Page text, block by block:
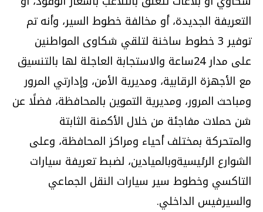
التعريفة الجديدة، أو مخالفة خطوط السير، وأنه تم
توفير 3 خطوط ساخنة لتلقي شكاوى المواطنين
على مدار 24ساعة والاستجابة العاجلة لها بالتنسيق
مع الأجهزة الرقابية، ومديرية الأمن، وإدارتي المرور
ومباحث المرور، ومديرية التموين بالمحافظة، فضلًا عن
شن حملات مفاجئة من خلال الأكمنة الثابتة
والمتحركة بمختلف أحياء ومراكز المحافظة، وعلى
الشوارع الرئيسيةوبالميادين، لضبط تعريفة سيارات
التاكسي وخطوط سير سيارات النقل الجماعي
والسيرفيس الداخلي.